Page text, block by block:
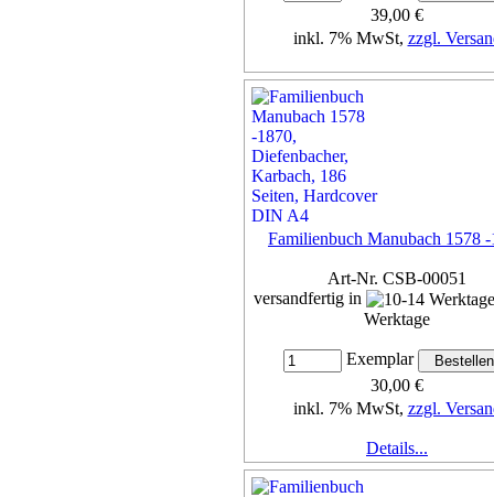
39,00 €
inkl. 7% MwSt, zzgl.
Details...
Familienbuch Manubach 1578
Art-Nr. CSB-00051
versandfertig in
Werktage
Exemplar
30,00 €
inkl. 7% MwSt, zzgl.
Details...